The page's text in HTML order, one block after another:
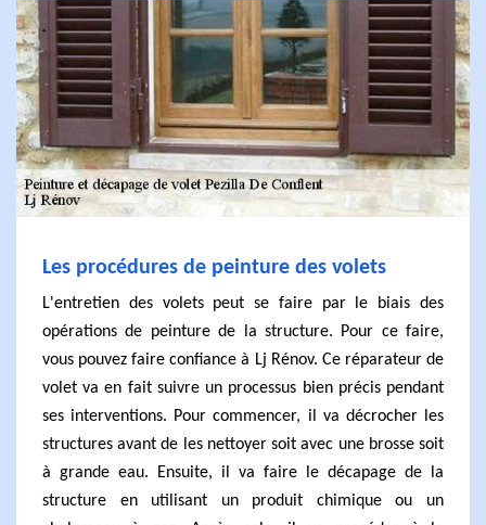
Les procédures de peinture des volets
L'entretien des volets peut se faire par le biais des
opérations de peinture de la structure. Pour ce faire,
vous pouvez faire confiance à Lj Rénov. Ce réparateur de
volet va en fait suivre un processus bien précis pendant
ses interventions. Pour commencer, il va décrocher les
structures avant de les nettoyer soit avec une brosse soit
à grande eau. Ensuite, il va faire le décapage de la
structure en utilisant un produit chimique ou un